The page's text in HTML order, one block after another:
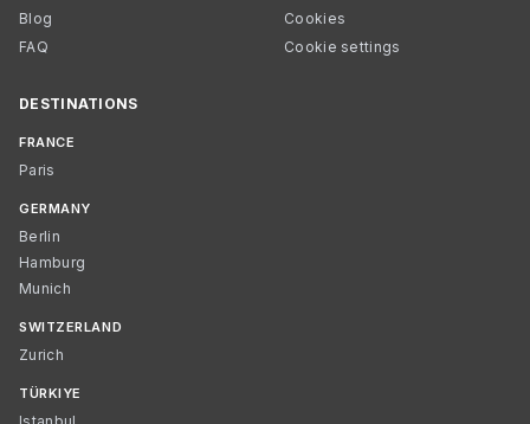
Blog
FAQ
Cookies
Cookie settings
DESTINATIONS
FRANCE
Paris
GERMANY
Berlin
Hamburg
Munich
SWITZERLAND
Zurich
TÜRKIYE